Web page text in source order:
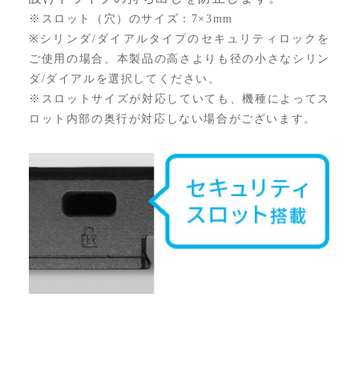
※スロット（穴）のサイズ：7×3mm
※シリンダ/ダイアルタイプのセキュリティロックを
ご使用の場合、本製品の高さよりも径の小さなシリン
ダ/ダイアルを選択してください。
※スロットサイズが対応していても、機種によってス
ロット内部の奥行が対応しない場合がございます。